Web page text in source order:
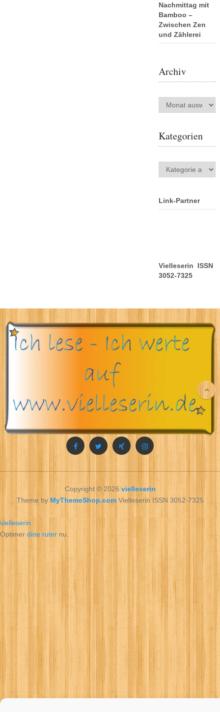
Nachmittag mit
Bamboo –
Zwischen Zen
und Zählerei
Archiv
Archiv
Kategorien
Kategorien
Link-Partner
Vielleserin ISSN
3052-7325
Copyright © 2026vielleserin
Theme by MyThemeShop.comVielleserin ISSN 3052-7325
vielleserin
Optimerdine ruternu.